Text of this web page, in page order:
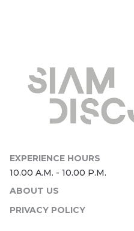
ABOUT US
PRIVACY POLICY